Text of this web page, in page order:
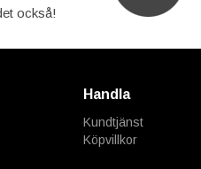
också!
Handla
Kundtjänst
Köpvillkor